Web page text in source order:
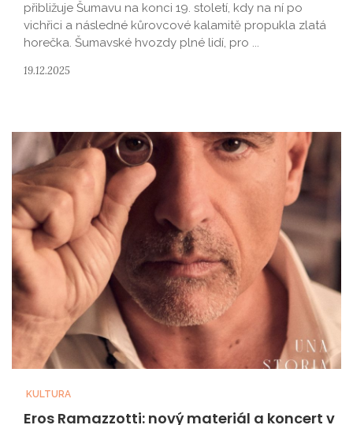
přibližuje Šumavu na konci 19. století, kdy na ní po
vichřici a následné kůrovcové kalamitě propukla zlatá
horečka. Šumavské hvozdy plné lidí, pro ...
19.12.2025
KULTURA
Eros Ramazzotti: nový materiál a koncert v